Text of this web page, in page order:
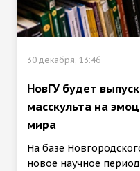
30 декабря, 13:46
НовГУ будет
масскульта на
мира
На базе
новое научное